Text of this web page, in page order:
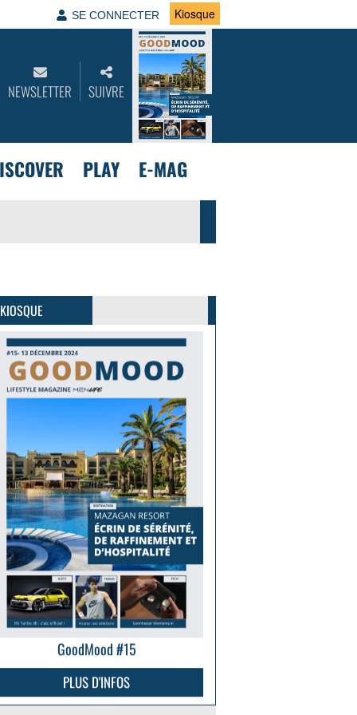
SE CONNECTER Kiosque
NEWSLETTER SUIVRE
PLAY E-MAG
PLUS D'INFOS
GoodMood #15
PLUS D'INFOS